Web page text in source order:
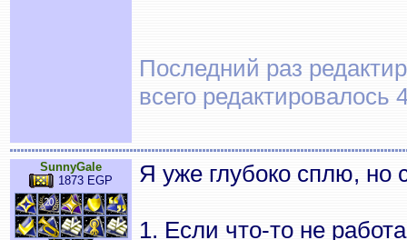
Последний раз
всего редактировалось
SunnyGale
1873 EGP
Я уже глубоко сплю, но
1. Если что-то не